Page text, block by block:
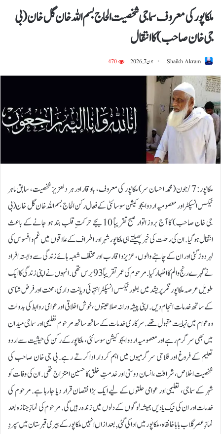
ملکاپور کی معروف سماجی شخصیت الحاج بسم اللہ خان گل خان (بی
جی خان صاحب) کا انتقال
Shaikh Akram جون 7, 2026 470
ملکاپور: 7 /جون (محمد احسان سر) ملکاپور کی معروف، باوقار اور ہر دلعزیز شخصیت، سابق ماہر
ٹیکس انسپکٹر اور معصومیہ اردو ایجوکیشن سوسائٹی کے فعال رکن الحاج بسم اللہ خان گل خان ( بی
جی خان صاحب ) کا آج بروز اتوار صبح تقریباً 10 بجے حرکتِ قلب بند ہو جانے کے باعث
انتقال ہوگیا. ان کی رحلت کی خبر پھیلتے ہی ملکاپور شہر اور اطراف کے علاقوں میں غم و افسوس کی
لہر دوڑ گئی اور ان کے چاہنے والوں، عزیز و اقارب اور مختلف شعبہ ہائے زندگی سے وابستہ افراد
نے گہرے رنج و الم کا اظہار کیا. مرحوم کی عمر تقریباً 93 برس تھی. انہوں نے اپنی زندگی کا ایک
طویل عرصہ ملکاپور نگر پریشد میں بطور ٹیکس انسپکٹر انتہائی دیانت داری، محنت اور فرض شناسی
کے ساتھ خدمات انجام دیں. اپنی پیشہ ورانہ صلاحیتوں، خوش اخلاقی اور عوامی روابط کی بدولت
وہ عوام میں نہایت مقبول تھے. سرکاری خدمات کے ساتھ ساتھ مرحوم تعلیمی اور سماجی میدان
میں بھی سرگرم رہے اور معصومیہ اردو ایجوکیشن سوسائٹی، ملکاپور کے رکن کی حیثیت سے اردو
تعلیم کے فروغ اور فلاحی سرگرمیوں میں اہم کردار ادا کرتے رہے. بی جی خان صاحب کی
شخصیت اخلاص، شرافت، انسان دوستی اور خدمتِ خلق کا حسین امتزاج تھی. ان کی وفات کو
شہر کے سماجی، تعلیمی اور عوامی حلقوں کے لیے ایک بڑا نقصان قرار دیا جا رہا ہے. مرحوم کی
خدمات اور ان کی نیک یادیں ہمیشہ لوگوں کے دلوں میں زندہ رہیں گی. مرحوم کی نمازِ جنازہ بعد
نمازِ عصر گلاب بابا خانقاہ، ملکاپور میں ادا کی گئی, بعد ازاں انہیں ملکاپور کے بیری قبرستان میں سپردِ